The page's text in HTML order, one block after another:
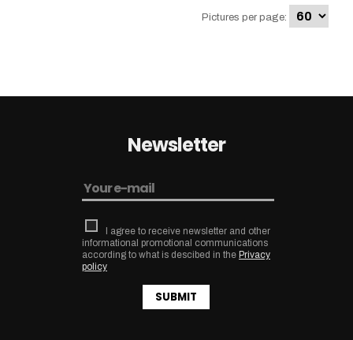
Pictures per page:
Newsletter
I agree to receive newsletter and other
informational promotional communications
according to what is descibed in the Privacy
policy
SUBMIT